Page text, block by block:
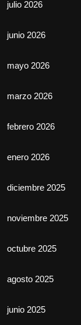
julio 2026
junio 2026
mayo 2026
marzo 2026
febrero 2026
enero 2026
diciembre 2025
noviembre 2025
octubre 2025
agosto 2025
junio 2025